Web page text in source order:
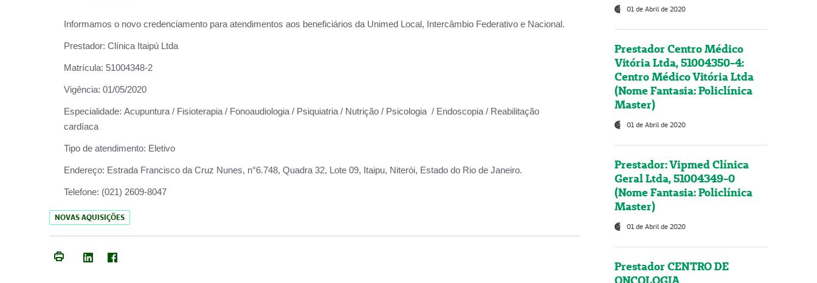
Informamos o novo credenciamento para atendimentos aos beneficiários da Unimed Local, Intercâmbio Federativo e Nacional.
Prestador: Clínica Itaipú Ltda
Matrícula: 51004348-2
Vigência: 01/05/2020
Especialidade: Acupuntura / Fisioterapia / Fonoaudiologia / Psiquiatria / Nutrição / Psicologia / Endoscopia / Reabilitação
cardíaca
Tipo de atendimento: Eletivo
Endereço: Estrada Francisco da Cruz Nunes, n°6.748, Quadra 32, Lote 09, Itaipu, Niterói, Estado do Rio de Janeiro.
Telefone: (021) 2609-8047
NOVAS AQUISIÇÕES
01 de Abril de 2020
Prestador Centro Médico
Vitória Ltda, 51004350-4:
Centro Médico Vitória Ltda
(Nome Fantasia: Policlínica
Master)
01 de Abril de 2020
Prestador: Vipmed Clínica
Geral Ltda, 51004349-0
(Nome Fantasia: Policlínica
Master)
01 de Abril de 2020
Prestador CENTRO DE